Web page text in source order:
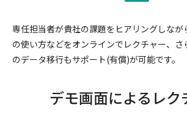
専任担当者が貴社の課題をヒアリングしなが
の使い方などをオンラインでレクチャー、 さ
のデータ移行もサポート(有償)が可能です。
デモ画面によるレク